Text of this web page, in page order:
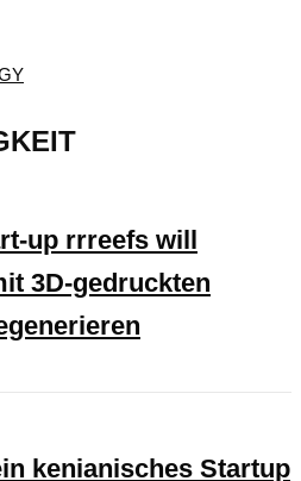
up rrreefs will
3D-gedruckten
kenianisches Startup